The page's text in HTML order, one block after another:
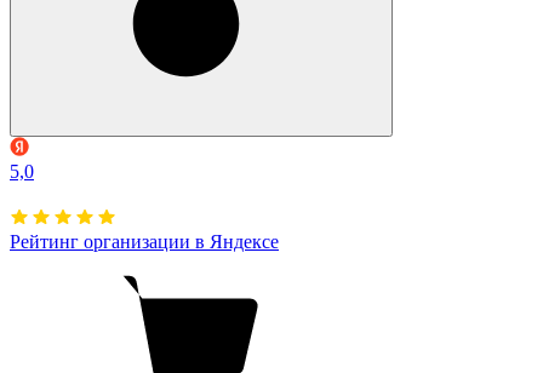
5,0
Рейтинг организации в Яндексе